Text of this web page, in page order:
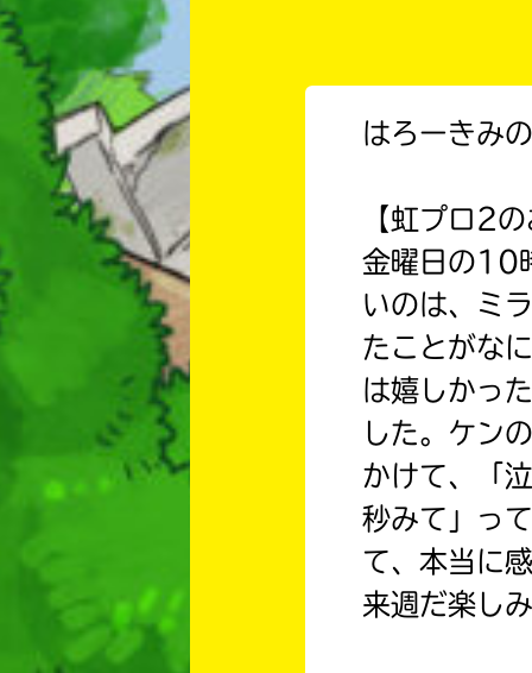
はろーきみ
【虹プロ2
金曜日の10
いのは、ミ
たことがな
は嬉しかっ
した。ケン
かけて、「
秒みて」っ
て、本当に
来週だ楽し